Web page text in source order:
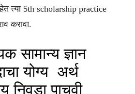
त्या 5th scholarship practice
करावा.